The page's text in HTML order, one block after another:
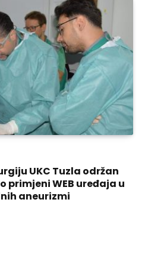
UKC Tuzla održan
primjeni WEB uređaja u
aneurizmi